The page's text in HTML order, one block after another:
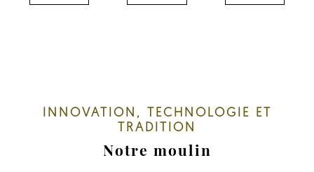
INNOVATION, TECHNOLOGIE ET
TRADITION
Notre moulin